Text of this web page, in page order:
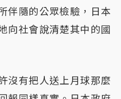
伴隨的公眾檢驗，日本
向社會說清楚其中的國
沒有把人送上月球那麼